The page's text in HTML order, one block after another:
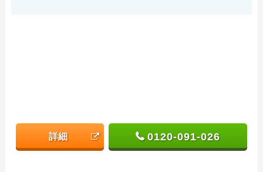
詳細 0120-091-026